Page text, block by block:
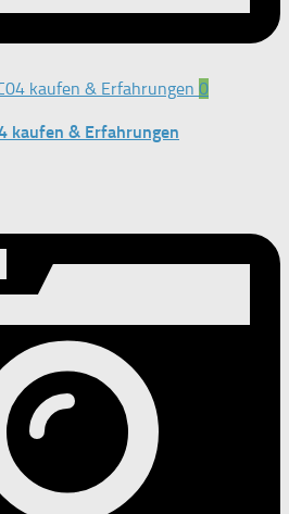
0
kaufen & Erfahrungen